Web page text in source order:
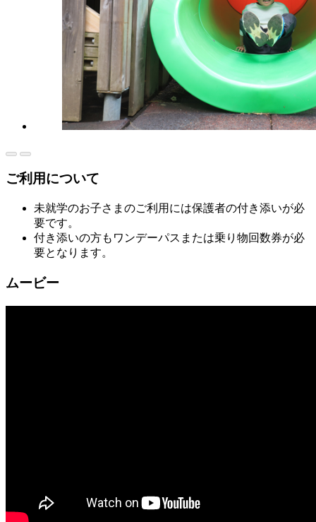
ご利用について
未就学のお子さまのご利用には保護者の付き添いが必
要です。
付き添いの方もワンデーパスまたは乗り物回数券が必
要となります。
ムービー